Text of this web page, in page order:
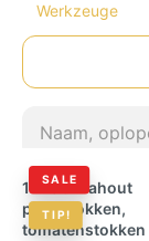
Werkzeuge
SALE
TIP!
12 robiniahout
plantstokken,
tomatenstokken